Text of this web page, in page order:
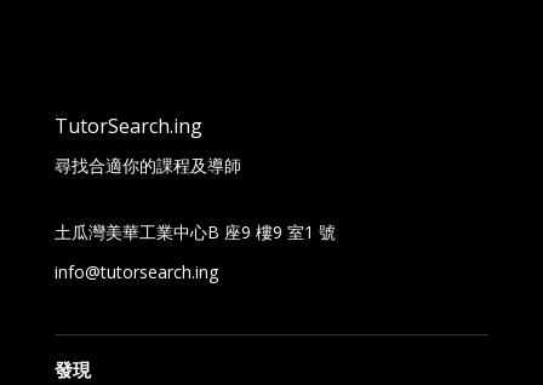
TutorSearch.ing
尋找合適你的課程及導師
土瓜灣美華工業中心B 座9 樓9 室1 號
info@tutorsearch.ing
發現